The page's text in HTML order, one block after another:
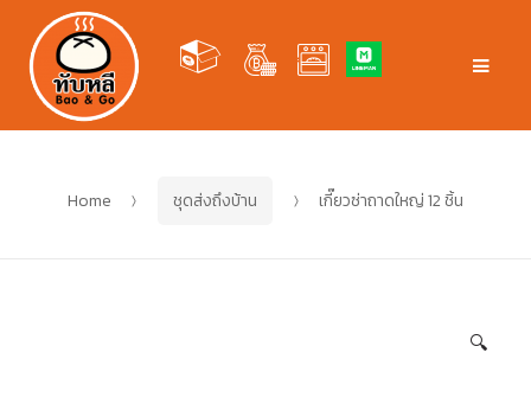
Skip
to
navigation
Skip
to
content
Home ชุดส่งถึงบ้าน เกี๊ยวซ่าถาดใหญ่ 12 ชิ้น
🔍